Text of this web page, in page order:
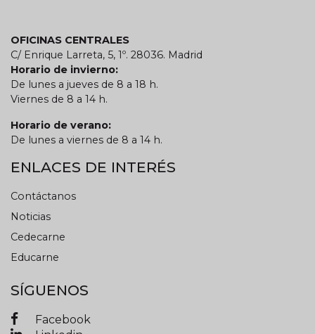
OFICINAS CENTRALES
C/ Enrique Larreta, 5, 1º. 28036. Madrid
Horario de invierno:
De lunes a jueves de 8 a 18 h.
Viernes de 8 a 14 h.
Horario de verano:
De lunes a viernes de 8 a 14 h.
ENLACES DE INTERÉS
Contáctanos
Noticias
Cedecarne
Educarne
SÍGUENOS
Facebook